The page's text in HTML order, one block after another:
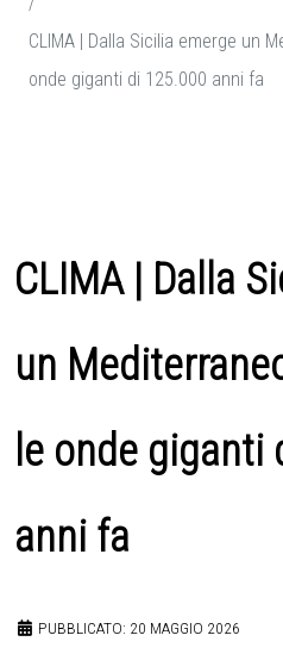
CLIMA | Dalla Sicilia emerge un
onde giganti di 125.000 anni fa
CLIMA | Dalla
un
le onde giganti
anni fa
PUBBLICATO: 20 MAGGIO 2026